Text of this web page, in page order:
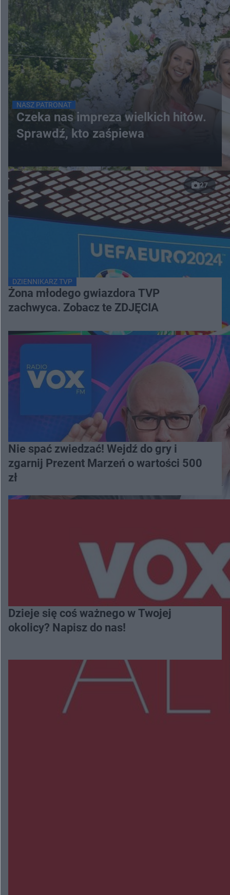
NASZ PATRONAT
Czeka nas impreza wielkich hitów.
Sprawdź, kto zaśpiewa
27
DZIENNIKARZ TVP
Żona młodego gwiazdora TVP
zachwyca. Zobacz te ZDJĘCIA
Nie spać zwiedzać! Wejdź do gry i
zgarnij Prezent Marzeń o wartości 500
zł
Dzieje się coś ważnego w Twojej
okolicy? Napisz do nas!
Więcej